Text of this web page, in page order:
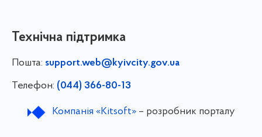
Технічна підтримка
Пошта: support.web@kyivcity.gov.ua
Телефон: (044) 366-80-13
Компанія «Kitsoft»– розробник порталу